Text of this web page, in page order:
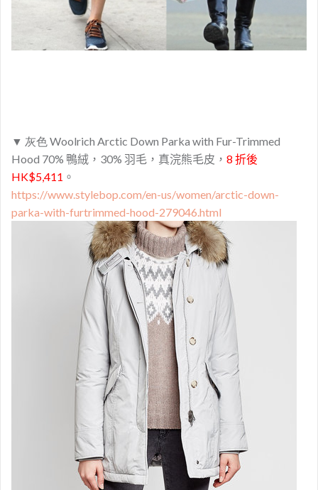
▼ 灰色 Woolrich Arctic Down Parka with Fur-Trimmed
Hood 70% 鴨絨，30% 羽毛，真浣熊毛皮， 8 折後
HK$5,411 。
https://www.stylebop.com/en-us/women/arctic-down-
parka-with-furtrimmed-hood-279046.html